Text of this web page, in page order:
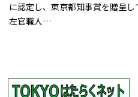
に認定し、東京都知事賞を贈呈し
左官職人…